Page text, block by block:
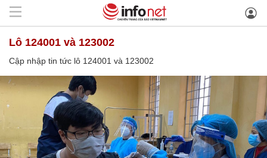
lô 124001 và 123002
Cập nhập tin tức lô 124001 và 123002